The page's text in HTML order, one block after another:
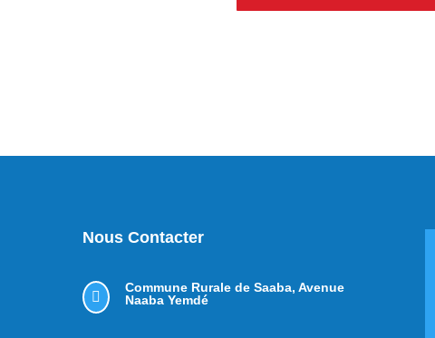
Nous Contacter

Commune Rurale de Saaba, Avenue
Naaba Yemdé